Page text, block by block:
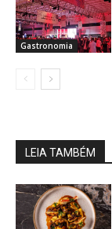
Gastronomia
LEIA TAMBÉM